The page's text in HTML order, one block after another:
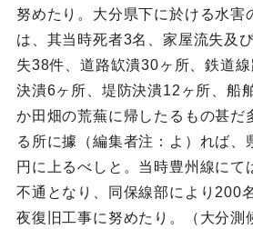
努めたり。大分県下に於ける水害
は、其当時死者3名、家屋流失及
失38件、道路缼潰30ヶ所、鉄道
決潰6ヶ所、堤防決潰12ヶ所、船
か田畑の荒蕪に帰したるもの甚だ
る所に據（編集者注：よ）れば、
円に上るべしと。当時豊州線にて
不通となり、同保線部により200
夜復旧工事に努めたり。（大分測